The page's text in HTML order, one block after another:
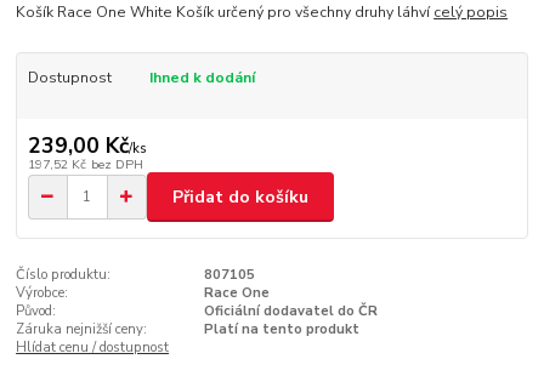
Košík Race One White Košík určený pro všechny druhy láhvícelý popis
Dostupnost Ihned k dodání
239,00 Kč/ks
197,52 Kč bez DPH
Přidat do košíku
Číslo produktu:
807105
Výrobce:
Race One
Původ:
Oficiální dodavatel do ČR
Záruka nejnižší ceny:
Platí na tento produkt
Hlídat cenu / dostupnost